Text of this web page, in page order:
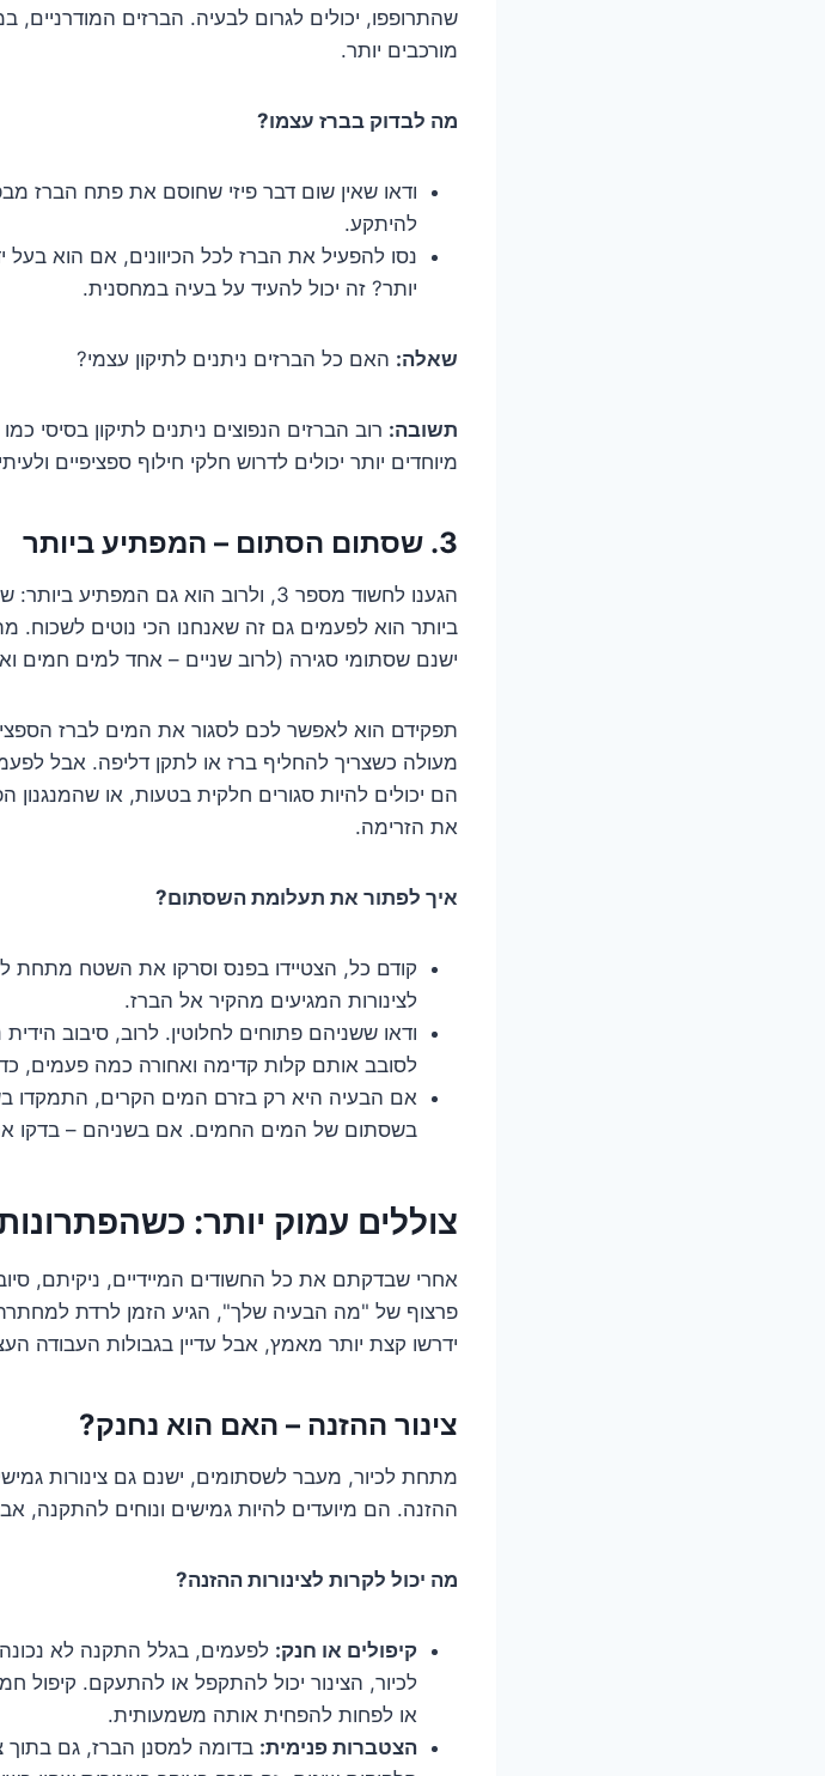
שהתרופפו, יכולים לגרום לבעיה. הברזים המודרניים,
מורכבים יותר.
מה לבדוק בברז עצמו?
ודאו שאין שום דבר פיזי שחוסם את פתח הברז
להיתקע.
נסו להפעיל את הברז לכל הכיוונים, אם הוא
יותר? זה יכול להעיד על בעיה במחסנית.
שאלה: האם כל הברזים ניתנים לתיקון עצמי?
תשובה: רוב הברזים הנפוצים ניתנים לתיקון בסיסי
מיוחדים יותר יכולים לדרוש חלקי חילוף ספציפיים
3. שסתום הסתום – המפתיע ביותר
הגענו לחשוד מספר 3, ולרוב הוא גם
ביותר הוא לפעמים גם זה שאנחנו הכי נוטים לשכוח.
ישנם שסתומי סגירה (לרוב שניים – אחד למים חמים
תפקידם הוא לאפשר לכם לסגור את המים לברז
מעולה כשצריך להחליף ברז או לתקן דליפה. אבל
הם יכולים להיות סגורים חלקית בטעות, או
את הזרימה.
איך לפתור את תעלומת השסתום?
קודם כל, הצטיידו בפנס וסרקו את השטח מתחת
לצינורות המגיעים מהקיר אל הברז.
ודאו ששניהם פתוחים לחלוטין. לרוב, סיבוב
לסובב אותם קלות קדימה ואחורה כמה פעמים,
אם הבעיה היא רק בזרם המים הקרים,
בשסתום של המים החמים. אם בשניהם – בדקו
צוללים עמוק יותר:
אחרי שבדקתם את כל החשודים המיידיים, ניקיתם,
פרצוף של "מה הבעיה שלך", הגיע הזמן לרדת
ידרשו קצת יותר מאמץ, אבל עדיין בגבולות העבודה
צינור ההזנה – האם הוא נחנק?
מתחת לכיור, מעבר לשסתומים, ישנם גם צינורות
ההזנה. הם מיועדים להיות גמישים ונוחים להתקנה,
מה יכול לקרות לצינורות ההזנה?
קיפולים או חנק: לפעמים, בגלל התקנה לא
לכיור, הצינור יכול להתקפל או להתעקם. קיפול
או לפחות להפחית אותה משמעותית.
הצטברות פנימית: בדומה למסנן הברז, גם בתוך